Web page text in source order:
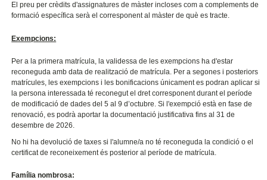
El preu per crèdits d'assignatures de màster incloses com a complements de
formació específica serà el corresponent al màster de què es tracte.
Exempcions:
Per a la primera matrícula, la validessa de les exempcions ha d'estar
reconeguda amb data de realització de matrícula. Per a segones i posteriors
matrícules, les exempcions i les bonificacions únicament es podran aplicar si
la persona interessada té reconegut el dret corresponent durant el període
de modificació de dades del 5 al 9 d’octubre. Si l'exempció està en fase de
renovació, es podrà aportar la documentació justificativa fins al 31 de
desembre de 2026.
No hi ha devolució de taxes si l'alumne/a no té reconeguda la condició o el
certificat de reconeixement és posterior al període de matrícula.
Família nombrosa: